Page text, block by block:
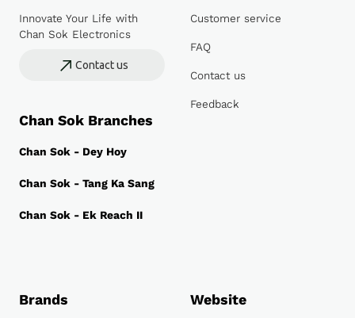
Innovate Your Life with
Chan Sok Electronics
Contact us
Chan Sok Branches
Chan Sok - Dey Hoy
Chan Sok - Tang Ka Sang
Chan Sok - Ek Reach II
Customer service
FAQ
Contact us
Feedback
Brands Website